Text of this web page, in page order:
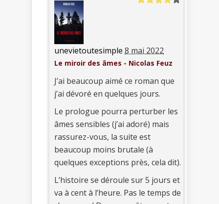
unevietoutesimple 8 mai 2022
Le miroir des âmes - Nicolas Feuz
J’ai beaucoup aimé ce roman que
j’ai dévoré en quelques jours.
Le prologue pourra perturber les
âmes sensibles (j’ai adoré) mais
rassurez-vous, la suite est
beaucoup moins brutale (à
quelques exceptions près, cela dit).
L’histoire se déroule sur 5 jours et
va à cent à l’heure. Pas le temps de